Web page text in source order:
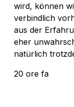
wird, können
verbindlich
aus der
eher
natürlich
20 ore fa